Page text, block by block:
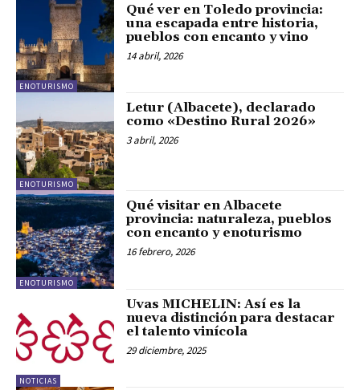
ENOTURISMO
Qué ver en Toledo provincia:
una escapada entre historia,
pueblos con encanto y vino
14 abril, 2026
ENOTURISMO
Letur (Albacete), declarado
como «Destino Rural 2026»
3 abril, 2026
ENOTURISMO
Qué visitar en Albacete
provincia: naturaleza, pueblos
con encanto y enoturismo
16 febrero, 2026
NOTICIAS
Uvas MICHELIN: Así es la
nueva distinción para destacar
el talento vinícola
29 diciembre, 2025